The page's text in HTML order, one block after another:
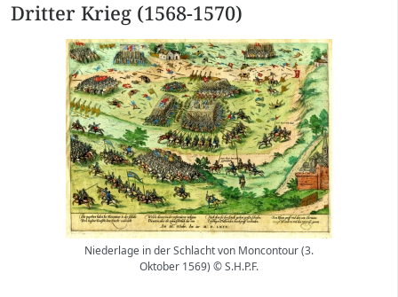
Dritter Krieg (1568-1570)
Niederlage in der Schlacht von Moncontour (3.
Oktober 1569) © S.H.P.F.